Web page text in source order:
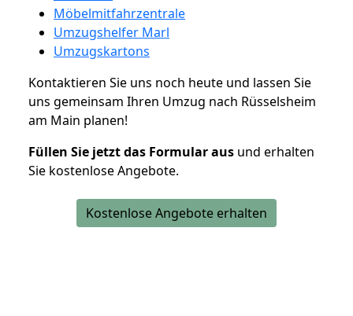
Möbelmitfahrzentrale
Umzugshelfer Marl
Umzugskartons
Kontaktieren Sie uns noch heute und lassen Sie
uns gemeinsam Ihren Umzug nach Rüsselsheim
am Main planen!
Füllen Sie jetzt das Formular aus und erhalten
Sie kostenlose Angebote.
Kostenlose Angebote erhalten